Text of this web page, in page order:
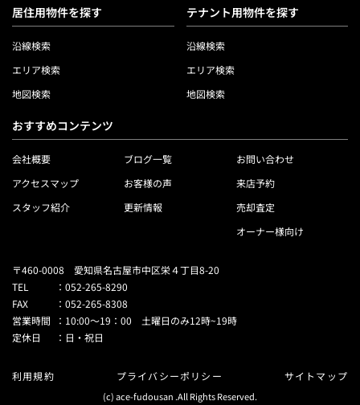
居住用物件を探す
沿線検索
エリア検索
地図検索
テナント用物件を探す
沿線検索
エリア検索
地図検索
おすすめコンテンツ
会社概要
アクセスマップ
スタッフ紹介
ブログ一覧
お客様の声
更新情報
お問い合わせ
来店予約
売却査定
オーナー様向け
〒460-0008 愛知県名古屋市中区栄４丁目8-20
TEL
： 052-265-8290
FAX
： 052-265-8308
営業時間
： 10:00～19：00 土曜日のみ12時~19時
定休日
： 日・祝日
利用規約 プライバシーポリシー サイトマップ
(c) ace-fudousan .All Rights Reserved.